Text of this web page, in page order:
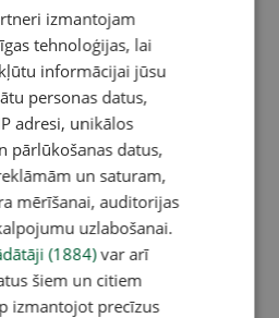
izmantojam
tehnoloģijas, lai
informācijai jūsu
personas datus,
adresi, unikālos
pārlūkošanas datus,
un saturam,
mērīšanai, auditorijas
uzlabošanai.
(1884)var arī
šiem un citiem
izmantojot precīzus